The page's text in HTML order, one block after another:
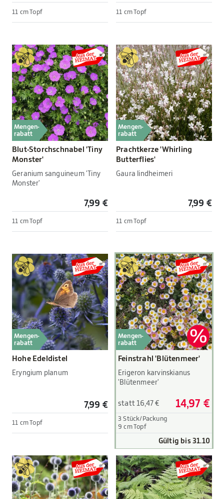
11 cm Topf 11 cm Topf
Mengen-
rabatt
Blut-Storchschnabel 'Tiny
Monster'
Geranium sanguineum 'Tiny
Monster'
7,99 €
11 cm Topf
Mengen-
rabatt
Prachtkerze 'Whirling
Butterflies'
Gaura lindheimeri
7,99 €
11 cm Topf
Mengen-
rabatt
Hohe Edeldistel
Eryngium planum
7,99 €
11 cm Topf
Mengen-
rabatt
Feinstrahl 'Blütenmeer'
Erigeron karvinskianus
'Blütenmeer'
statt 16,47 € 14,97 €
3 Stück/Packung
9 cm Topf
Gültig bis 31.10